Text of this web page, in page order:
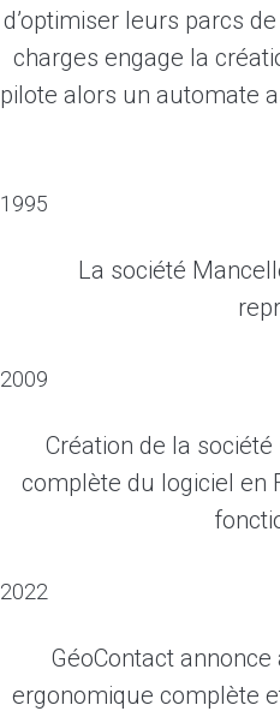
d’optimiser leurs parcs
charges engage la
pilote alors un automate
1995
La société
2009
Création de la
complète du logiciel en
2022
GéoContact
ergonomique complète